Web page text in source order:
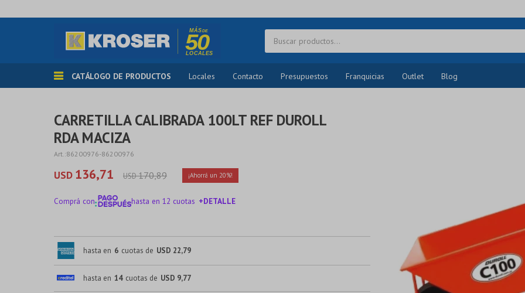
CATÁLOGO DE PRODUCTOS Locales Contacto Presupuestos Franquicias Outlet Blog
CARRETILLA CALIBRADA 100LT REF DUROLL
RDA MACIZA
86200976-86200976
USD 136,71 USD170,89 20
Comprá con hasta en 12 cuotas +DETALLE
hasta en 6 cuotas de USD 22,79
hasta en 14 cuotas de USD 9,77